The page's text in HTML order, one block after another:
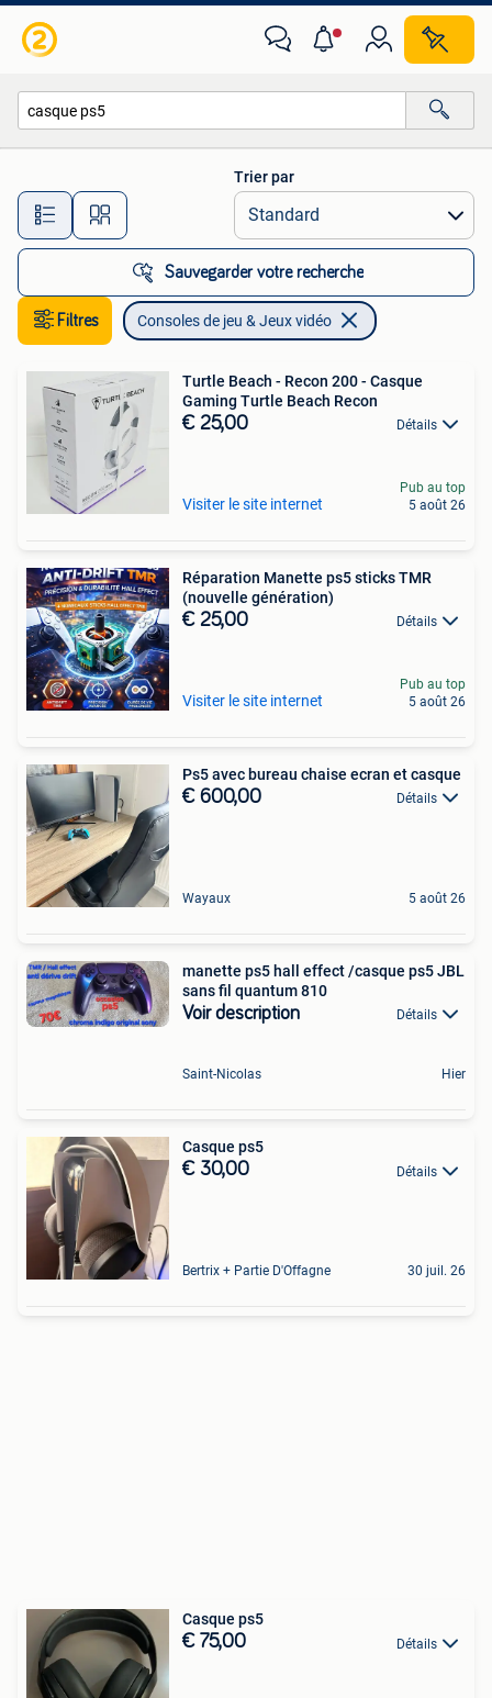
Toutes les distances…
Trier par
Sauvegarder votre recherche
Filtres Consoles de jeu & Jeux vidéo
Turtle Beach - Recon 200 - Casque
Gaming Turtle Beach Recon
€ 25,00 Détails
Visiter le site internet
Pub au top
5 août 26
Réparation Manette ps5 sticks TMR
(nouvelle génération)
€ 25,00 Détails
Visiter le site internet
Pub au top
5 août 26
Ps5 avec bureau chaise ecran et casque
€ 600,00 Détails
Wayaux 5 août 26
manette ps5 hall effect /casque ps5 JBL
sans fil quantum 810
Voir description Détails
Saint-Nicolas Hier
Casque ps5
€ 30,00 Détails
Bertrix + Partie D'Offagne 30 juil. 26
Casque ps5
€ 75,00 Détails